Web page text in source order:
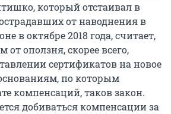
который отстаивал в
от наводнения в
в октябре 2018 года, считает,
оползня, скорее всего,
сертификатов на новое
по которым
компенсаций, таков закон.
добиваться компенсации за